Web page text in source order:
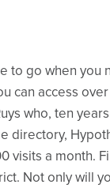
to go when
can access
who, ten
directory,
a month.
Not only will